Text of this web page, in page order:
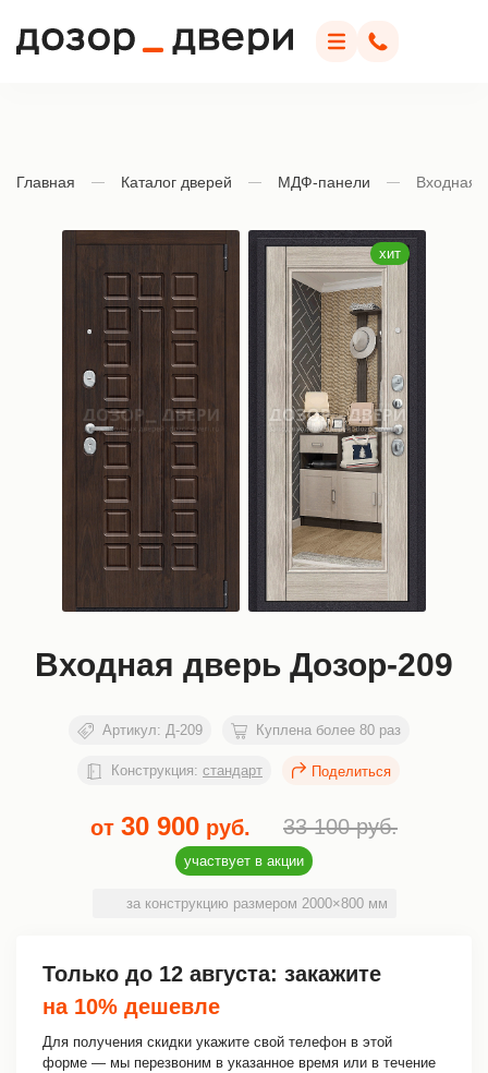
Дозор Двери
МенюПозвонить
Главная Каталог дверей МДФ-панели Входная
Входная дверь Дозор-209
Артикул: Д-209 Куплена более 80 раз
Конструкция: стандарт
от 30 900 руб. 33 100руб.
участвует в акции
за конструкцию размером 2000×800 мм
Только до 12 августа: закажите
на 10% дешевле
Для получения скидки укажите свой телефон в этой
форме — мы перезвоним в указанное время или в течение